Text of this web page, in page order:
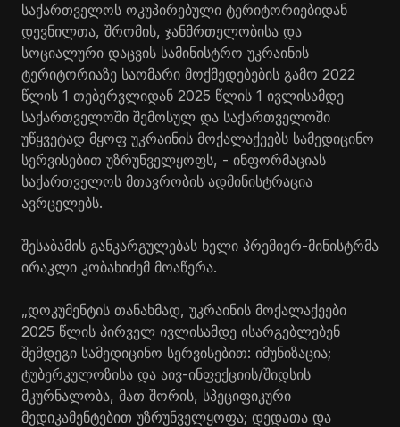
საქართველოს ოკუპირებული ტერიტორიებიდან
დევნილთა, შრომის, ჯანმრთელობისა და
სოციალური დაცვის სამინისტრო უკრაინის
ტერიტორიაზე საომარი მოქმედებების გამო 2022
წლის 1 თებერვლიდან 2025 წლის 1 ივლისამდე
საქართველოში შემოსულ და საქართველოში
უწყვეტად მყოფ უკრაინის მოქალაქეებს სამედიცინო
სერვისებით უზრუნველყოფს, - ინფორმაციას
საქართველოს მთავრობის ადმინისტრაცია
ავრცელებს.
შესაბამის განკარგულებას ხელი პრემიერ-მინისტრმა
ირაკლი კობახიძემ მოაწერა.
„დოკუმენტის თანახმად, უკრაინის მოქალაქეები
2025 წლის პირველ ივლისამდე ისარგებლებენ
შემდეგი სამედიცინო სერვისებით: იმუნიზაცია;
ტუბერკულოზისა და აივ-ინფექციის/შიდსის
მკურნალობა, მათ შორის, სპეციფიკური
მედიკამენტებით უზრუნველყოფა; დედათა და